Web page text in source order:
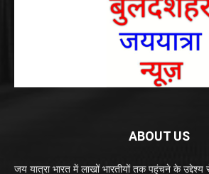
ABOUT US
जय यात्रा भारत में लाखों भारतीयों तक पहुंचने के उद्देश्य